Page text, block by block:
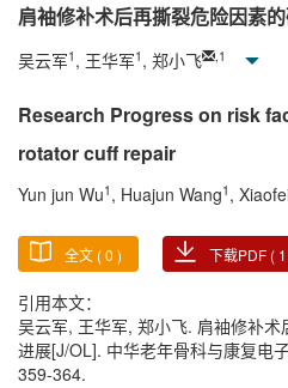
肩袖修补术后再撕裂危险因素
吴云军1 , 王华军1 , 郑小飞 1
Research Progress on risk
rotator cuff repair
Yun jun Wu1 , Huajun Wang1 ,
全文 (0 ) 下载PDF (
引用本文：
吴云军, 王华军, 郑小飞. 肩袖修补
进展[J/OL]. 中华老年骨科与康复电
359-364.